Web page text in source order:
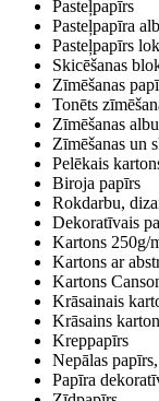
Pasteļpapīrs
Pasteļpapīra
Pasteļpapīrs
Skicēšanas
Zīmēšanas
Tonēts
Zīmēšanas
Zīmēšanas un
Pelēkais
Biroja papīrs
Rokdarbu,
Dekoratīvais
Kartons 250g/
Kartons ar
Kartons
Krāsainais
Krāsains
Kreppapīrs
Nepālas
Papīra